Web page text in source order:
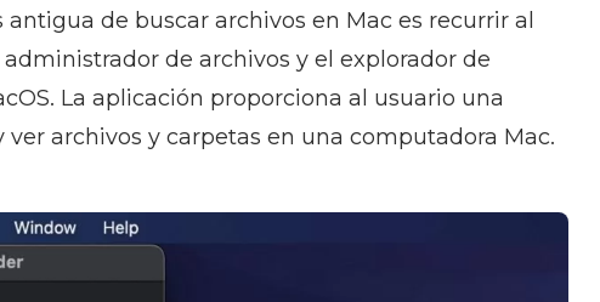
de buscar archivos en Mac es recurrir al
de archivos y el explorador de
La aplicación proporciona al usuario una
archivos y carpetas en una computadora Mac.